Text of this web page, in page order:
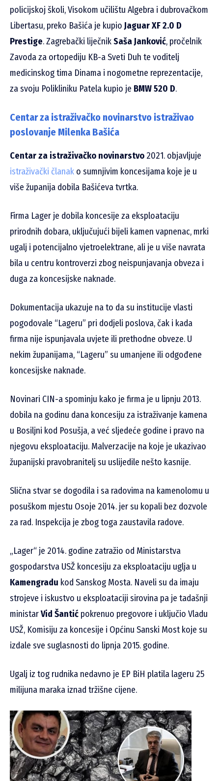
policijskoj školi, Visokom učilištu Algebra i dubrovačkom
Libertasu, preko Bašića je kupio Jaguar XF 2.0 D
Prestige. Zagrebački liječnikSaša Janković, pročelnik
Zavoda za ortopediju KB-a Sveti Duh te voditelj
medicinskog tima Dinama i nogometne reprezentacije,
za svoju Polikliniku Patela kupio je BMW 520 D.
Centar za istraživačko novinarstvo istraživao
poslovanje Milenka Bašića
Centar za istraživačko novinarstvo 2021. objavljuje
istraživački članak o sumnjivim koncesijama koje je u
više županija dobila Bašićeva tvrtka.
Firma Lager je dobila koncesije za eksploataciju
prirodnih dobara, uključujući bijeli kamen vapnenac, mrki
ugalj i potencijalno vjetroelektrane, ali je u više navrata
bila u centru kontroverzi zbog neispunjavanja obveza i
duga za koncesijske naknade.
Dokumentacija ukazuje na to da su institucije vlasti
pogodovale “Lageru” pri dodjeli poslova, čak i kada
firma nije ispunjavala uvjete ili prethodne obveze. U
nekim županijama, “Lageru” su umanjene ili odgođene
koncesijske naknade.
Novinari CIN-a spominju kako je firma je u lipnju 2013.
dobila na godinu dana koncesiju za istraživanje kamena
u Bosiljni kod Posušja, a već sljedeće godine i pravo na
njegovu eksploataciju. Malverzacije na koje je ukazivao
županijski pravobranitelj su uslijedile nešto kasnije.
Slična stvar se dogodila i sa radovima na kamenolomu u
posuškom mjestu Osoje 2014. jer su kopali bez dozvole
za rad. Inspekcija je zbog toga zaustavila radove.
„Lager“ je 2014. godine zatražio od Ministarstva
gospodarstva USŽ koncesiju za eksploataciju uglja u
Kamengradu kod Sanskog Mosta. Naveli su da imaju
strojeve i iskustvo u eksploataciji sirovina pa je tadašnji
ministarVid Šantić pokrenuo pregovore i uključio Vladu
USŽ, Komisiju za koncesije i Općinu Sanski Most koje su
izdale sve suglasnosti do lipnja 2015. godine.
Ugalj iz tog rudnika nedavno je EP BiH platila lageru 25
milijuna maraka iznad tržišne cijene.